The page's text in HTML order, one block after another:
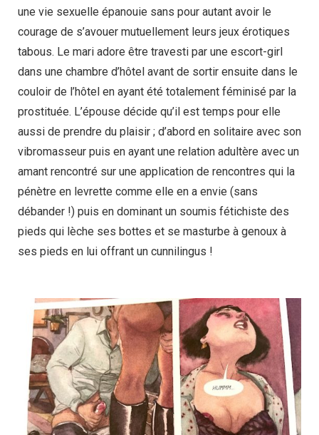
une vie sexuelle épanouie sans pour autant avoir le
courage de s’avouer mutuellement leurs jeux érotiques
tabous. Le mari adore être travesti par une escort-girl
dans une chambre d’hôtel avant de sortir ensuite dans le
couloir de l’hôtel en ayant été totalement féminisé par la
prostituée. L’épouse décide qu’il est temps pour elle
aussi de prendre du plaisir ; d’abord en solitaire avec son
vibromasseur puis en ayant une relation adultère avec un
amant rencontré sur une application de rencontres qui la
pénètre en levrette comme elle en a envie (sans
débander !) puis en dominant un soumis fétichiste des
pieds qui lèche ses bottes et se masturbe à genoux à
ses pieds en lui offrant un cunnilingus !